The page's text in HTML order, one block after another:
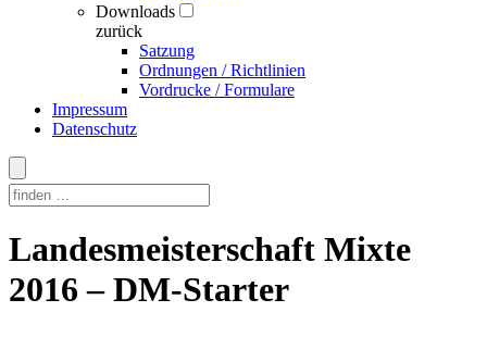
Downloads
zurück
Satzung
Ordnungen / Richtlinien
Vordrucke / Formulare
Impressum
Datenschutz
Skip
to
content
Landesmeisterschaft Mixte
2016 – DM-Starter